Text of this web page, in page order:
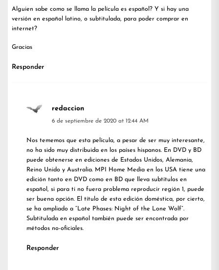
Alguien sabe como se llama la película es español? Y si hay una
versión en español latino, o subtitulada, para poder comprar en
internet?
Gracias
Responder
redaccion
6 de septiembre de 2020 at 12:44 AM
Nos tememos que esta película, a pesar de ser muy interesante,
no ha sido muy distribuida en los países hispanos. En DVD y BD
puede obtenerse en ediciones de Estados Unidos, Alemania,
Reino Unido y Australia. MPI Home Media en los USA tiene una
edición tanto en DVD como en BD que lleva subtítulos en
español, si para ti no fuera problema reproducir región 1, puede
ser buena opción. El título de esta edición doméstica, por cierto,
se ha ampliado a “Late Phases: Night of the Lone Wolf”.
Subtitulada en español también puede ser encontrada por
métodos no-oficiales.
Responder